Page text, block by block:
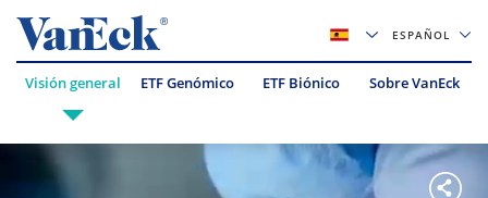
ESPAÑOL
Visión general ETF Genómico ETF Biónico Sobre VanEck